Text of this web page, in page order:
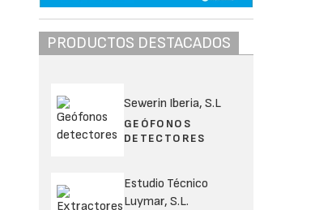
PRODUCTOS DESTACADOS
Sewerin Iberia, S.L
GEÓFONOS
DETECTORES
Estudio Técnico
Luymar, S.L.